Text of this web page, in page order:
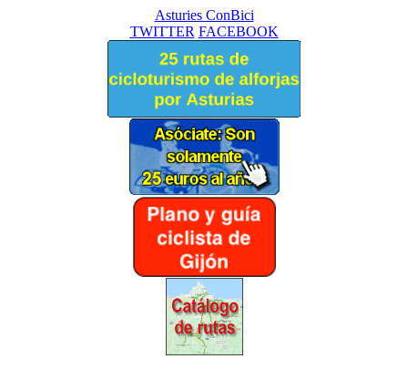
Asturies ConBici
TWITTER FACEBOOK